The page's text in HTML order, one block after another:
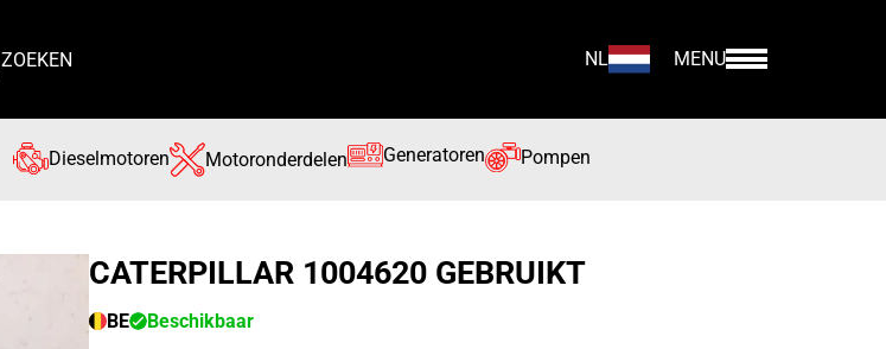
ZOEKEN NL MENU
Dieselmotoren Motoronderdelen Generatoren Pompen
CATERPILLAR 1004620 GEBRUIKT
BE
Beschikbaar